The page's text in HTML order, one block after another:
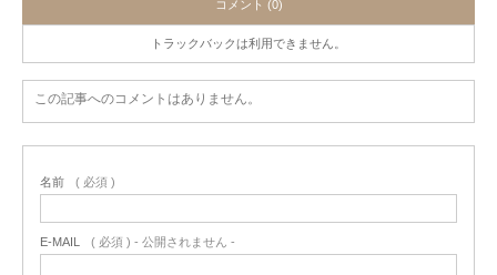
コメント (0)
トラックバックは利用できません。
この記事へのコメントはありません。
名前 ( 必須 )
E-MAIL ( 必須 ) - 公開されません -